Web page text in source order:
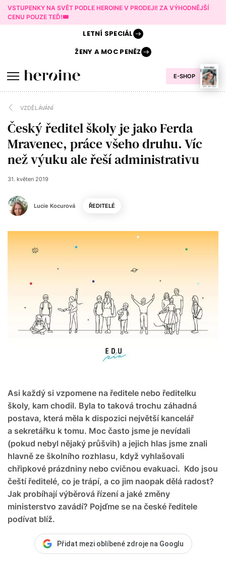
VSTUPENKY NA SVĚT PODLE HEROINE V PRODEJI! ZA VÝHODNĚJŠÍ
CENU POUZE TEĎ!🎟️
E-SHOP
LETNÍ SPECIÁL
ŽENY AMOC PENĚZ
VZDĚLÁVÁNÍ
Český ředitel školy je jako Ferda
Mravenec, práce všeho druhu. Víc
než výuku ale řeší administrativu
Lucie Kocurová
31. květen 2019
ŘEDITELÉ
Asi každý si vzpomene na ředitele nebo ředitelku
školy, kam chodil. Byla to taková trochu záhadná
postava, která měla k dispozici největší kancelář
a sekretářku k tomu. Moc často jsme je nevídali
(pokud nebyl nějaký průšvih) a jejich hlas jsme znali
hlavně ze školního rozhlasu, když vyhlašovali
chřipkové prázdniny nebo cvičnou evakuaci. Kdo jsou
čeští ředitelé, co je trápí, a co jim naopak dělá radost?
Jak probíhají výběrová řízení a jaké změny
ministerstvo zavádí? Pojďme se na české ředitele
podívat blíž.
Přidat mezi oblíbené zdroje na Googlu